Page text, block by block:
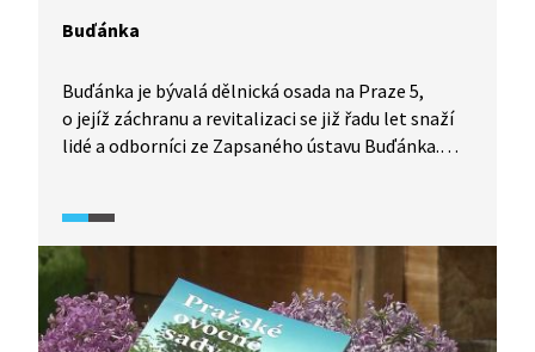
Buďánka
Buďánka je bývalá dělnická osada na Praze 5,
o jejíž záchranu a revitalizaci se již řadu let snaží
lidé a odborníci ze Zapsaného ústavu Buďánka.
Na základě jejich spolupráce vznikl projekt
Buďánka pro Prahu – ostrov ve městě, díky
kterému by se z Buďánek měl stát veřejný
komunitní prostor kombinující kulturní,
společenské i vzdělávací aktivity s ekologickým